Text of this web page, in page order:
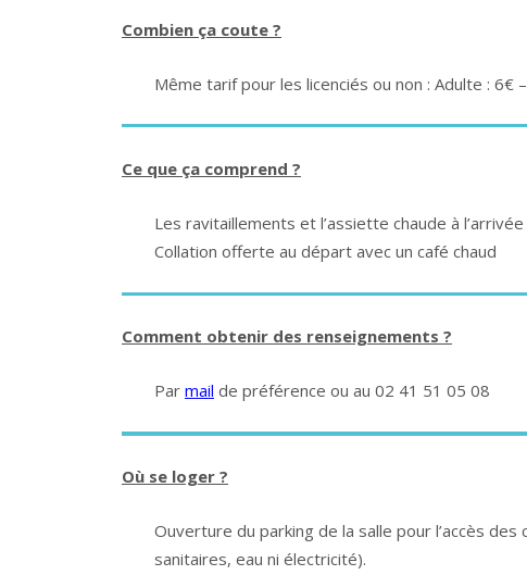
Combien ça coute ?
Même tarif pour les licenciés ou non : Adulte : 6€
Ce que ça comprend ?
Les ravitaillements et l’assiette chaude à l’arrivée
Collation offerte au départ avec un café chaud
Comment obtenir des renseignements ?
Par mail de préférence ou au 02 41 51 05 08
Où se loger ?
Ouverture du parking de la salle pour l’accès
sanitaires, eau ni électricité).